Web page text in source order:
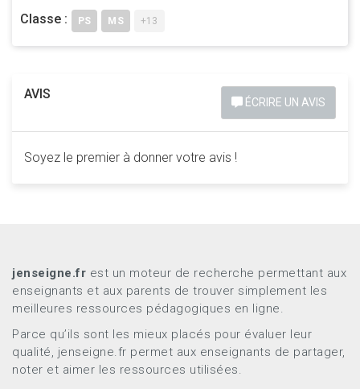
Classe :
PS MS +13
AVIS
ÉCRIRE UN AVIS
Soyez le premier à donner votre avis !
jenseigne.fr est un moteur de recherche permettant aux
enseignants et aux parents de trouver simplement les
meilleures ressources pédagogiques en ligne.
Parce qu’ils sont les mieux placés pour évaluer leur
qualité, jenseigne.fr permet aux enseignants de partager,
noter et aimer les ressources utilisées.